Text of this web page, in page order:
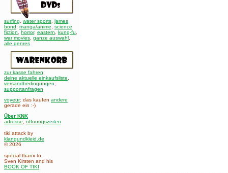
surfing water sports james
bond
manga/anime
science
fiction
horror, eastern kung-fu
war movies ganze auswahl
alle genres
zur kasse fahren
deine aktuelle einkaufsliste
versandbedingungen
supportanfragen
voyeur: das kaufen andere
gerade ein :-)
Über KNK
adresse
öffnungszeiten
tiki attack by
klangundkleid.de
© 2026
special thanx to
Sven Kirsten and his
BOOK OF TIKI